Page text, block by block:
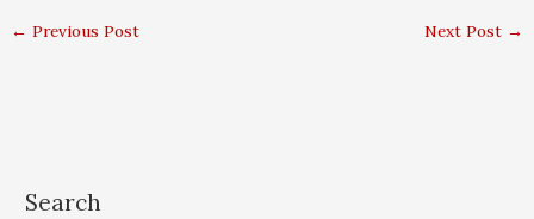
← Previous Post Next Post →
Search